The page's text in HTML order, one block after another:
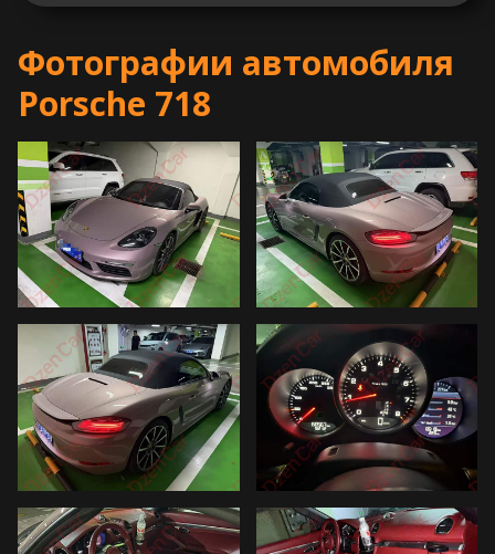
Фотографии автомобиля
Porsche 718